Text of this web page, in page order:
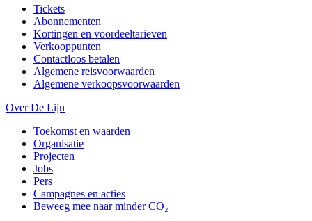
Tickets
Abonnementen
Kortingen en voordeeltarieven
Verkooppunten
Contactloos betalen
Algemene reisvoorwaarden
Algemene verkoopsvoorwaarden
Over De Lijn
Toekomst en waarden
Organisatie
Projecten
Jobs
Pers
Campagnes en acties
Beweeg mee naar minder CO₂